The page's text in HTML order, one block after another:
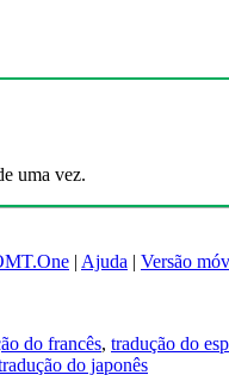
uma vez.
| Ajuda | Versão
do francês, tradução do
do japonês